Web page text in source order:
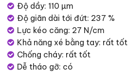
Độ dầy: 110 µm
Độ giãn dài tới đứt: 237 %
Lực kéo căng: 27 N/cm
Khả năng xé bằng tay: rất tốt
Chống cháy: rất tốt
Dễ tháo gỡ: có